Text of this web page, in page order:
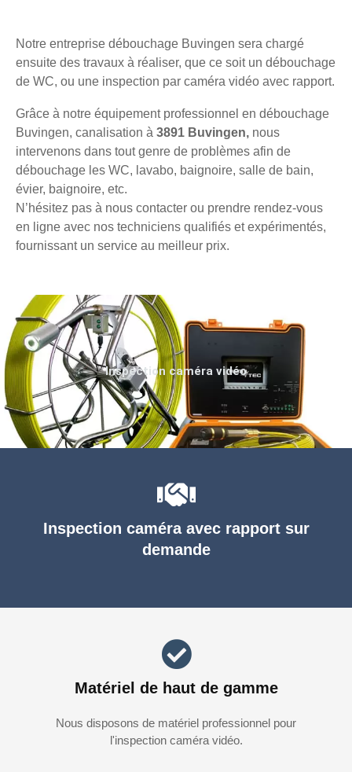
Notre entreprise débouchage Buvingen sera chargé
ensuite des travaux à réaliser, que ce soit un débouchage
de WC, ou une inspection par caméra vidéo avec rapport.
Grâce à notre équipement professionnel en débouchage
Buvingen, canalisation à 3891 Buvingen, nous
intervenons dans tout genre de problèmes afin de
débouchage les WC, lavabo, baignoire, salle de bain,
évier, baignoire, etc.
N’hésitez pas à nous contacter ou prendre rendez-vous
en ligne avec nos techniciens qualifiés et expérimentés,
fournissant un service au meilleur prix.
Inspection caméra avec rapport sur
demande
Matériel de haut de gamme
Nous disposons de matériel professionnel pour
l'inspection caméra vidéo.
Inspection caméra vidéo